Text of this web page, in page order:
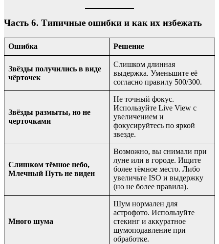
Часть 6. Типичные ошибки и как их избежать
Ошибка Решение
Звёзды получились в виде
чёрточек
Слишком длинная
выдержка. Уменьшите её
согласно правилу 500/300.
Звёзды размыты, но не
черточками
Не точный фокус.
Используйте Live View с
увеличением и
фокусируйтесь по яркой
звезде.
Слишком тёмное небо,
Млечный Путь не виден
Возможно, вы снимали при
луне или в городе. Ищите
более тёмное место. Либо
увеличьте ISO и выдержку
(но не более правила).
Много шума
Шум нормален для
астрофото. Используйте
стекинг и аккуратное
шумоподавление при
обработке.